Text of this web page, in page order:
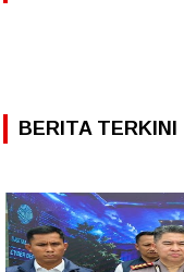
BERITA TERKINI